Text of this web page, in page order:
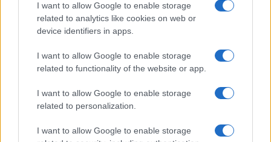
I want to allow Google to enable storage
related to analytics like cookies on web or
device identifiers in apps.
I want to allow Google to enable storage
related to functionality of the website or app.
I want to allow Google to enable storage
related to personalization.
I want to allow Google to enable storage